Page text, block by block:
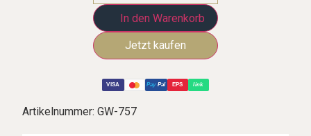
In den Warenkorb
VISA Pay Pal EPS link
Artikelnummer:GW-757